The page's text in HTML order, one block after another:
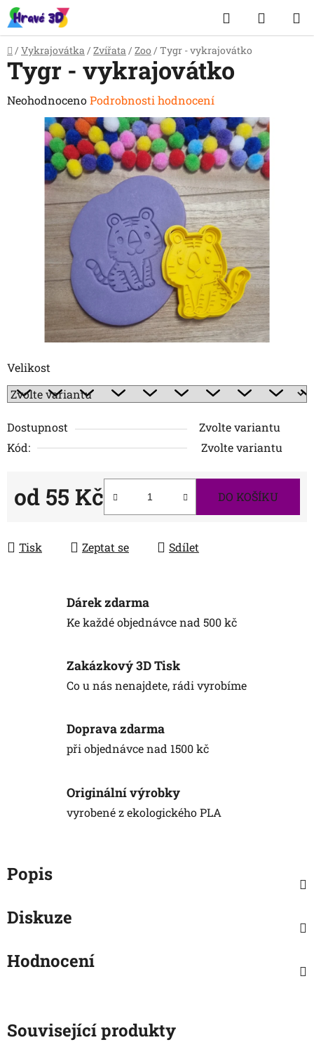
Přejít
na
obsah
Hledat
KOŠÍK
Domů
/ Vykrajovátka / Zvířata / Zoo / Tygr - vykrajovátko
Velikost
Dostupnost
Zvolte variantu
Kód:
Zvolte variantu
od 55 Kč DO KOŠÍKU
Tisk Zeptat se Sdílet
Tygr - vykrajovátko
Průměrné
hodnocení
produktu
hvězdiček.
NeohodnocenoPodrobnosti hodnocení
Dárek zdarma
Ke každé objednávce nad 500 kč
Zakázkový 3D Tisk
Co u nás nenajdete, rádi vyrobíme
Doprava zdarma
při objednávce nad 1500 kč
Originální výrobky
vyrobené z ekologického PLA
Popis
Diskuze
Hodnocení
Související produkty